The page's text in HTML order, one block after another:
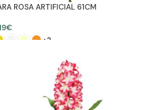
ROSA ARTIFICIAL 61CM
€
+2